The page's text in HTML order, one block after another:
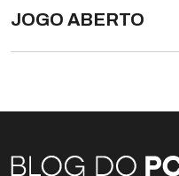
JOGO ABERTO